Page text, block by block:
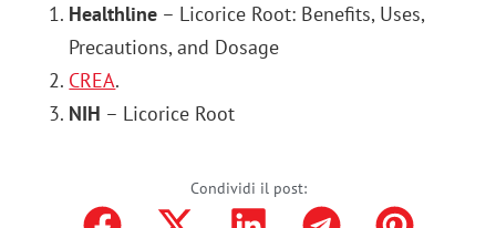
Healthline – Licorice Root: Benefits, Uses,
Precautions, and Dosage
CREA.
NIH – Licorice Root
Condividi il post: